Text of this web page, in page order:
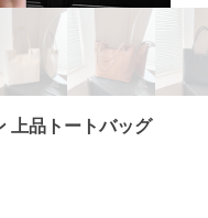
上品トートバッグ